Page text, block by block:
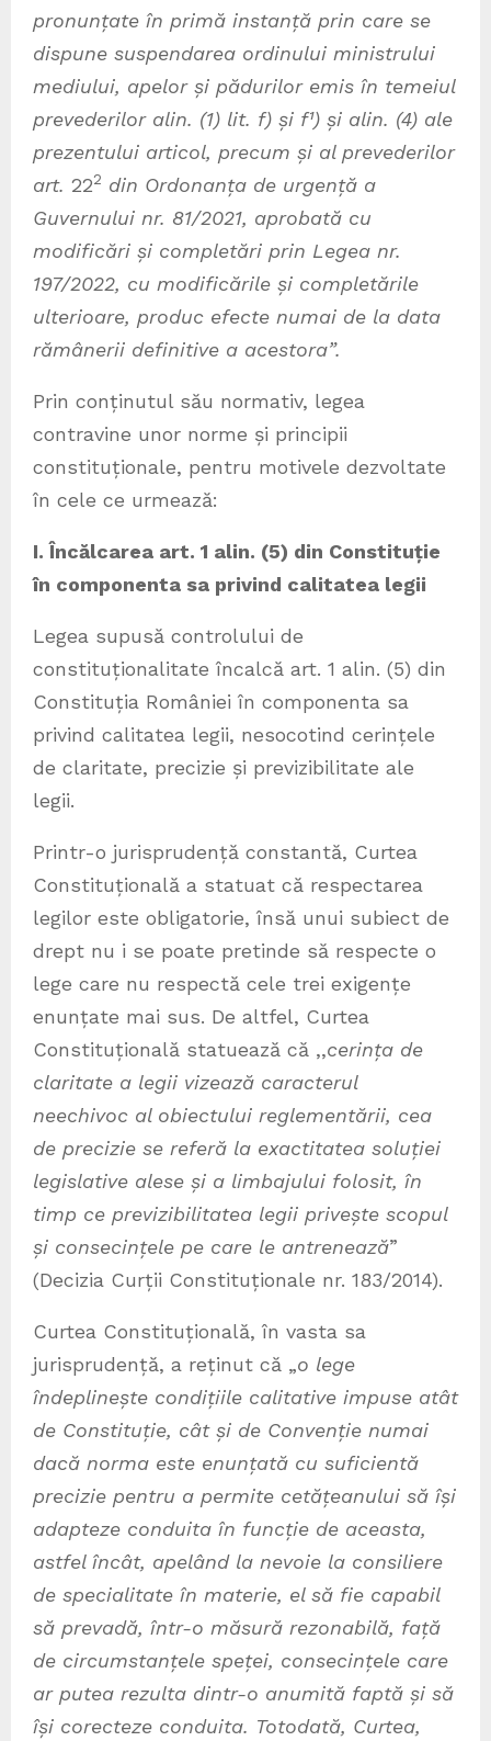
pronunțate în primă instanță prin care se
dispune suspendarea ordinului ministrului
mediului, apelor și pădurilor emis în temeiul
prevederilor alin. (1) lit. f) și f¹) și alin. (4) ale
prezentului articol, precum și al prevederilor
art. 222 din Ordonanța de urgență a
Guvernului nr. 81/2021, aprobată cu
modificări și completări prin Legea nr.
197/2022, cu modificările și completările
ulterioare, produc efecte numai de la data
rămânerii definitive a acestora”.
Prin conținutul său normativ, legea
contravine unor norme și principii
constituționale, pentru motivele dezvoltate
în cele ce urmează:
I. Încălcarea art. 1 alin. (5) din Constituție
în componenta sa privind calitatea legii
Legea supusă controlului de
constituționalitate încalcă art. 1 alin. (5) din
Constituția României în componenta sa
privind calitatea legii, nesocotind cerințele
de claritate, precizie și previzibilitate ale
legii.
Printr-o jurisprudență constantă, Curtea
Constituțională a statuat că respectarea
legilor este obligatorie, însă unui subiect de
drept nu i se poate pretinde să respecte o
lege care nu respectă cele trei exigențe
enunțate mai sus. De altfel, Curtea
Constituțională statuează că ,,cerința de
claritate a legii vizează caracterul
neechivoc al obiectului reglementării, cea
de precizie se referă la exactitatea soluției
legislative alese și a limbajului folosit, în
timp ce previzibilitatea legii privește scopul
și consecințele pe care le antrenează”
(Decizia Curții Constituționale nr. 183/2014).
Curtea Constituțională, în vasta sa
jurisprudență, a reținut că „o lege
îndeplinește condițiile calitative impuse atât
de Constituție, cât și de Convenție numai
dacă norma este enunțată cu suficientă
precizie pentru a permite cetățeanului să își
adapteze conduita în funcție de aceasta,
astfel încât, apelând la nevoie la consiliere
de specialitate în materie, el să fie capabil
să prevadă, într-o măsură rezonabilă, față
de circumstanțele speței, consecințele care
ar putea rezulta dintr-o anumită faptă și să
își corecteze conduita. Totodată, Curtea,